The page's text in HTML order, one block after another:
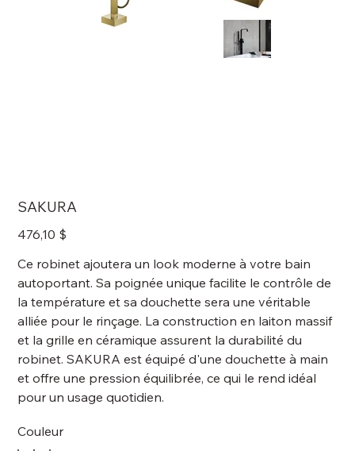
SAKURA
Prix
476,10 $
Ce robinet ajoutera un look moderne à votre bain
autoportant. Sa poignée unique facilite le contrôle de
la température et sa douchette sera une véritable
alliée pour le rinçage. La construction en laiton massif
et la grille en céramique assurent la durabilité du
robinet. SAKURA est équipé d'une douchette à main
et offre une pression équilibrée, ce qui le rend idéal
pour un usage quotidien.
Couleur